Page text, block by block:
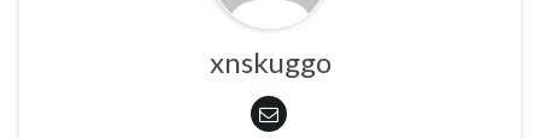
xnskuggo